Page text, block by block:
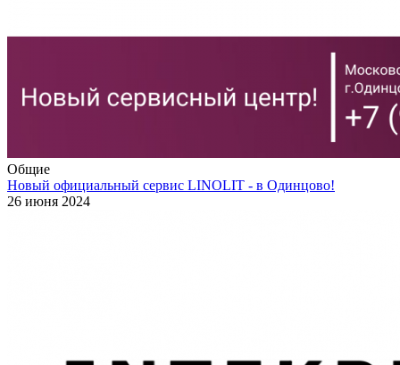
Общие
Новый официальный сервис LINOLIT - в Одинцово!
26 июня 2024